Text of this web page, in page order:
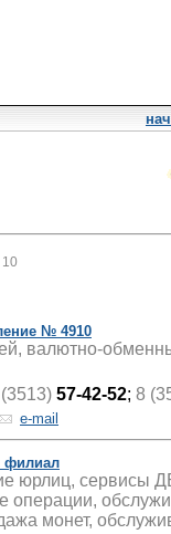
10
№ 4910
валютно-
57-42-52; 8
e-mail
филиал
юрлиц, сервисы
монет,